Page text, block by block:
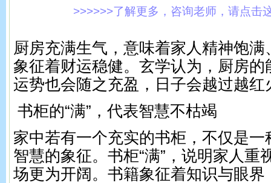
>>>>>>了解更多，咨询老师，请点击
厨房充满生气，意味着家人精神饱
象征着财运稳健。玄学认为，厨房
运势也会随之充盈，日子会越过越红
书柜的“满”，代表智慧不枯竭
家中若有一个充实的书柜，不仅是
智慧的象征。书柜“满”，说明家人重
场更为开阔。书籍象征着知识与眼界